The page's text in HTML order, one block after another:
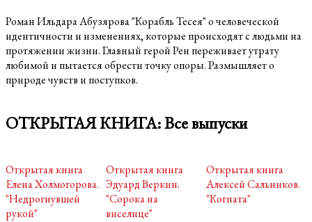
Роман Ильдара Абузярова "Корабль Тесея" о человеческой
идентичности и изменениях, которые происходят с людьми на
протяжении жизни. Главный герой Рен переживает утрату
любимой и пытается обрести точку опоры. Размышляет о
природе чувств и поступков.
ОТКРЫТАЯ КНИГА: Все выпуски
Открытая книга
Елена Холмогорова.
"Недрогнувшей
рукой"
Открытая книга
Эдуард Веркин.
"Сорока на
виселице"
Открытая книга
Алексей Сальников.
"Когната"